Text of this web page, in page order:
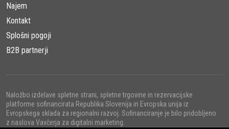
Najem
Kontakt
Splošni pogoji
B2B partnerji
Naložbo izdelave spletne strani, spletne trgovine in rezervacijske
platforme sofinancirata Republika Slovenija in Evropska unija iz
Evropskega sklada za regionalni razvoj. Sofinanciranje je bilo pridobljeno
z naslova Vavčerja za digitalni marketing.